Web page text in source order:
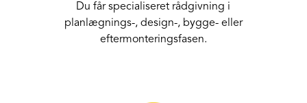
Du får specialiseret rådgivning i
planlægnings-, design-, bygge- eller
eftermonteringsfasen.